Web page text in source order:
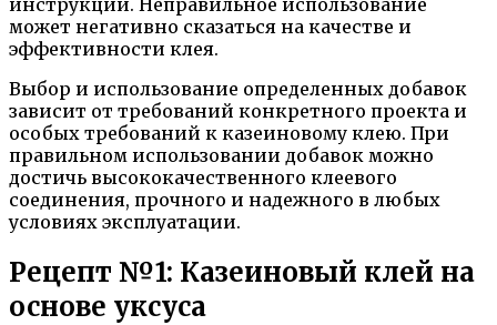
может негативно сказаться на качестве и
эффективности клея.
Выбор и использование определенных добавок
зависит от требований конкретного проекта и
особых требований к казеиновому клею. При
правильном использовании добавок можно
достичь высококачественного клеевого
соединения, прочного и надежного в любых
условиях эксплуатации.
Рецепт №1: Казеиновый клей на
основе уксуса